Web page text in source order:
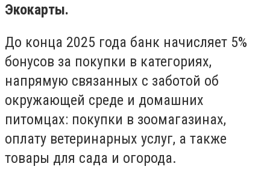
Экокарты.
До конца 2025 года банк начисляет 5%
бонусов за покупки в категориях,
напрямую связанных с заботой об
окружающей среде и домашних
питомцах: покупки в зоомагазинах,
оплату ветеринарных услуг, а также
товары для сада и огорода.